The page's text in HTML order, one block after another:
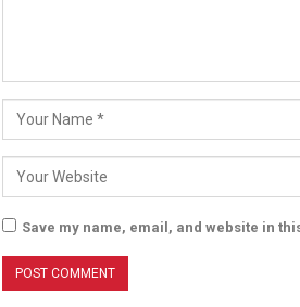
Save my name, email, and website in